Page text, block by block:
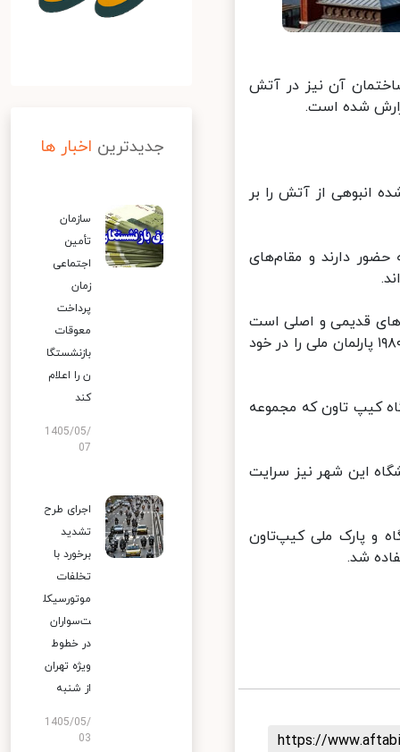
آن نیز در آتش
شده است.
انبوهی از آتش را بر
در محل حادثه حضور دارند و مقام‌های
قدیمی و اصلی است
که در سال ۱۸۸۴ تکمیل شد. ساختمان‌های الحاقی جدید در دهه‌های ۱۹۲۰ و ۱۹۸۰ پارلمان ملی را در خود
دانشگاه کیپ تاون که مجموعه
این شهر نیز سرایت
و پارک ملی کیپ‌تاون
شد.
https://
جدیدترین اخبار ها
سازمان
تأمین
اجتماعی
زمان
پرداخت
معوقات
بازنشستگا
ن را اعلام
کند
1405/05/
07
اجرای طرح
تشدید
برخورد با
تخلفات
موتورسیکل
ت‌سواران
در خطوط
ویژه تهران
از شنبه
1405/05/
03